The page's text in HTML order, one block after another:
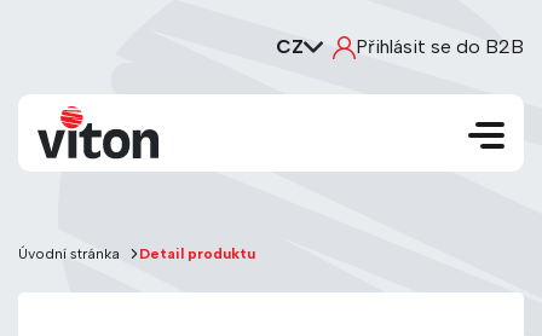
CZ Přihlásit se do B2B
Úvodní stránka Detail produktu